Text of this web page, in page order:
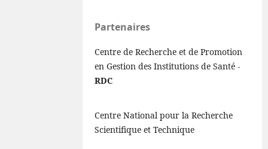
Partenaires
Centre de Recherche et de Promotion
en Gestion des Institutions de Santé -
RDC
Centre National pour la Recherche
Scientifique et Technique